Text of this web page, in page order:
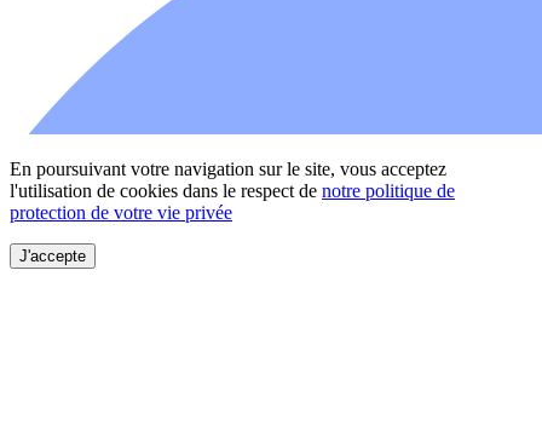
En poursuivant votre navigation sur le site, vous acceptez
l'utilisation de cookies dans le respect de notre politique de
protection de votre vie privée
J'accepte